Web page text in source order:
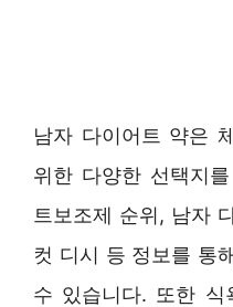
남자 다이어트 약은
위한 다양한 선택지
트보조제 순위, 남자
컷 디시 등 정보를 통
수 있습니다. 또한 식